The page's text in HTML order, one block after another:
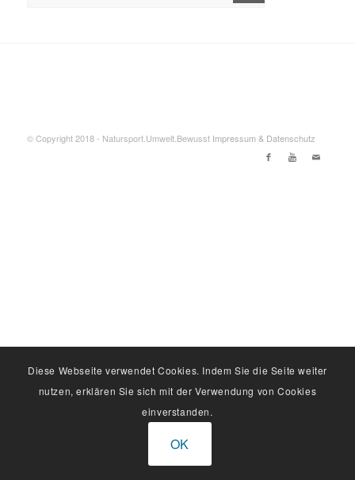
© Copyright 2018 - Natursport.Umwelt.Bewusst Impressum & Datenschutz
Diese Webseite verwendet Cookies. Indem Sie die Seite weiter
nutzen, erklären Sie sich mit der Verwendung von Cookies
einverstanden.
OK